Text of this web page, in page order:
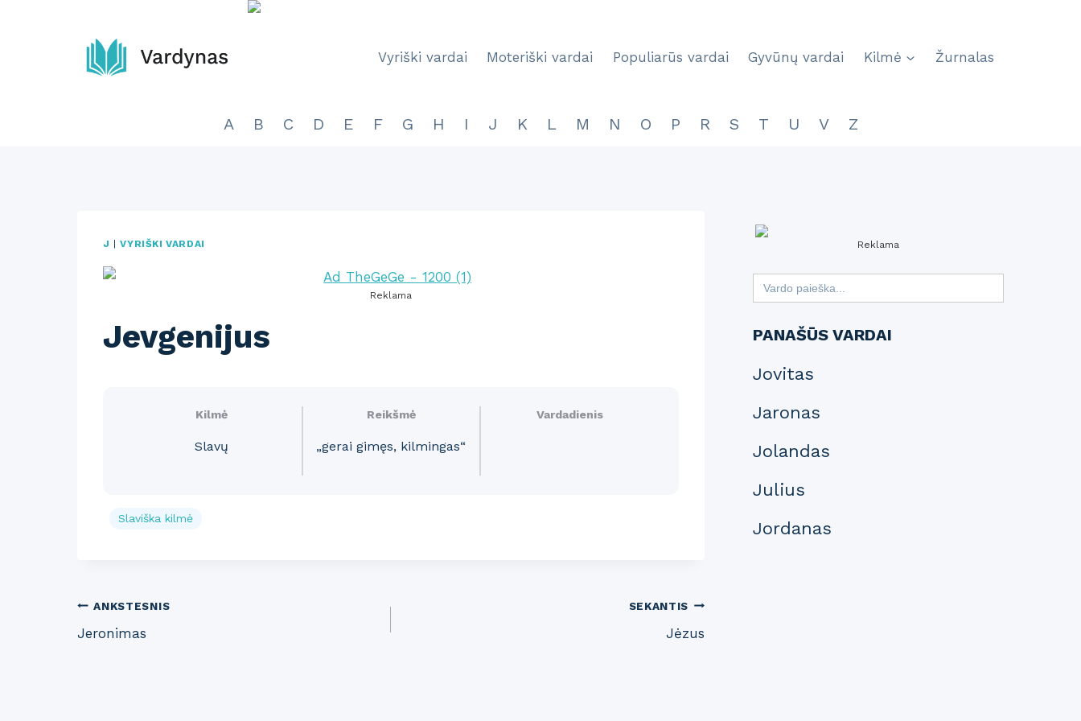
Vyriški vardai Moteriški vardai Populiarūs vardai Gyvūnų vardai Kilmė Žurnalas
A B C D E F G H I J K L M N O P R S T U V Z
J |VYRIŠKI VARDAI
Reklama
Jevgenijus
Kilmė
Slavų
Reikšmė
„gerai gimęs, kilmingas“
Vardadienis
Slaviška kilmė
Post
navigation
ANKSTESNIS
Jeronimas
SEKANTIS
Jėzus
Reklama
Search
for:
PANAŠŪS VARDAI
Jovitas
Jaronas
Jolandas
Julius
Jordanas